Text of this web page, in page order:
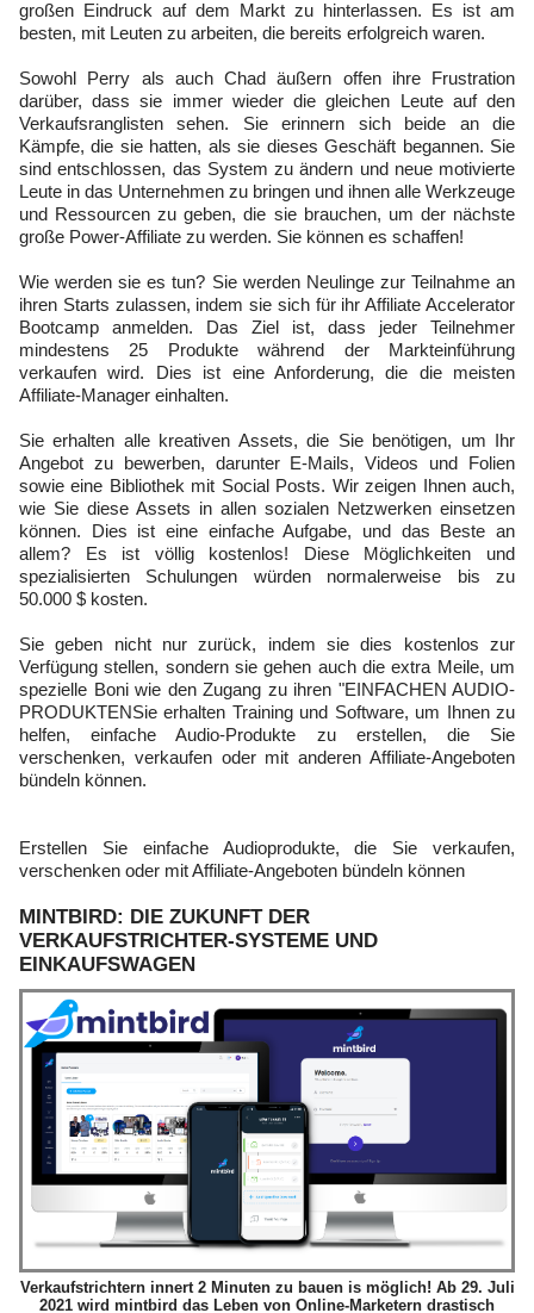
großen Eindruck auf dem Markt zu hinterlassen. Es ist am
besten, mit Leuten zu arbeiten, die bereits erfolgreich waren.
Sowohl Perry als auch Chad äußern offen ihre Frustration
darüber, dass sie immer wieder die gleichen Leute auf den
Verkaufsranglisten sehen. Sie erinnern sich beide an die
Kämpfe, die sie hatten, als sie dieses Geschäft begannen. Sie
sind entschlossen, das System zu ändern und neue motivierte
Leute in das Unternehmen zu bringen und ihnen alle Werkzeuge
und Ressourcen zu geben, die sie brauchen, um der nächste
große Power-Affiliate zu werden. Sie können es schaffen!
Wie werden sie es tun? Sie werden Neulinge zur Teilnahme an
ihren Starts zulassen, indem sie sich für ihr Affiliate Accelerator
Bootcamp anmelden. Das Ziel ist, dass jeder Teilnehmer
mindestens 25 Produkte während der Markteinführung
verkaufen wird. Dies ist eine Anforderung, die die meisten
Affiliate-Manager einhalten.
Sie erhalten alle kreativen Assets, die Sie benötigen, um Ihr
Angebot zu bewerben, darunter E-Mails, Videos und Folien
sowie eine Bibliothek mit Social Posts. Wir zeigen Ihnen auch,
wie Sie diese Assets in allen sozialen Netzwerken einsetzen
können. Dies ist eine einfache Aufgabe, und das Beste an
allem? Es ist völlig kostenlos! Diese Möglichkeiten und
spezialisierten Schulungen würden normalerweise bis zu
50.000 $ kosten.
Sie geben nicht nur zurück, indem sie dies kostenlos zur
Verfügung stellen, sondern sie gehen auch die extra Meile, um
spezielle Boni wie den Zugang zu ihren "EINFACHEN AUDIO-
PRODUKTENSie erhalten Training und Software, um Ihnen zu
helfen, einfache Audio-Produkte zu erstellen, die Sie
verschenken, verkaufen oder mit anderen Affiliate-Angeboten
bündeln können.
Erstellen Sie einfache Audioprodukte, die Sie verkaufen,
verschenken oder mit Affiliate-Angeboten bündeln können
MINTBIRD: DIE ZUKUNFT DER
VERKAUFSTRICHTER-SYSTEME UND
EINKAUFSWAGEN
Verkaufstrichtern innert 2 Minuten zu bauen is möglich! Ab 29. Juli
2021 wird mintbird das Leben von Online-Marketern drastisch